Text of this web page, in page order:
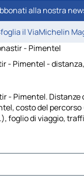
alla nostra
il ViaMichelin
- Pimentel
- Pimentel -
- Pimentel.
costo del
foglio di viaggio,